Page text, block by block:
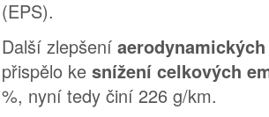
(EPS).
Další zlepšení
přispělo ke snížení celkových
%, nyní tedy činí 226 g/km.